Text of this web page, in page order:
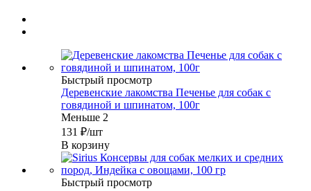
Быстрый просмотр
Деревенские лакомства Печенье для собак с
говядиной и шпинатом, 100г
Меньше 2
131 ₽/шт
В корзину
Быстрый просмотр